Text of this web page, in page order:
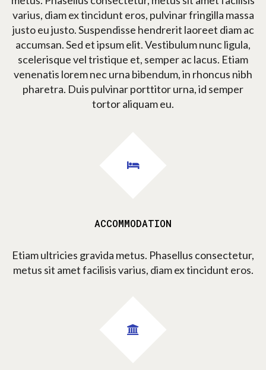
varius, diam ex tincidunt eros, pulvinar fringilla massa
justo eu justo. Suspendisse hendrerit laoreet diam ac
accumsan. Sed et ipsum elit. Vestibulum nunc ligula,
scelerisque vel tristique et, semper ac lacus. Etiam
venenatis lorem nec urna bibendum, in rhoncus nibh
pharetra. Duis pulvinar porttitor urna, id semper
tortor aliquam eu.
ACCOMMODATION
Etiam ultricies gravida metus. Phasellus consectetur,
metus sit amet facilisis varius, diam ex tincidunt eros.